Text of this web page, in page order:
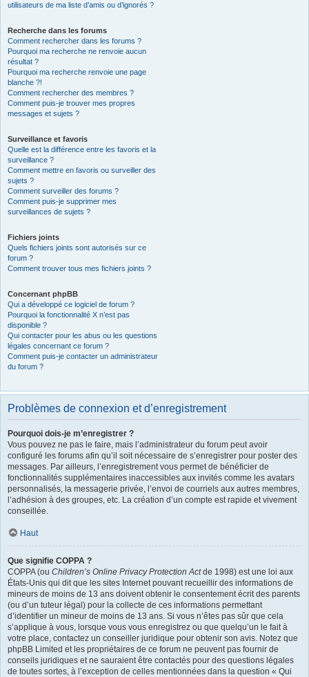
utilisateurs de ma liste d’amis ou d’ignorés ?
Recherche dans les forums
Comment rechercher dans les forums ?
Pourquoi ma recherche ne renvoie aucun
résultat ?
Pourquoi ma recherche renvoie une page
blanche ?!
Comment rechercher des membres ?
Comment puis-je trouver mes propres
messages et sujets ?
Surveillance et favoris
Quelle est la différence entre les favoris et la
surveillance ?
Comment mettre en favoris ou surveiller des
sujets ?
Comment surveiller des forums ?
Comment puis-je supprimer mes
surveillances de sujets ?
Fichiers joints
Quels fichiers joints sont autorisés sur ce
forum ?
Comment trouver tous mes fichiers joints ?
Concernant phpBB
Qui a développé ce logiciel de forum ?
Pourquoi la fonctionnalité X n’est pas
disponible ?
Qui contacter pour les abus ou les questions
légales concernant ce forum ?
Comment puis-je contacter un administrateur
du forum ?
Problèmes de connexion et d’enregistrement
Pourquoi dois-je m’enregistrer ?
Vous pouvez ne pas le faire, mais l’administrateur du forum peut avoir
configuré les forums afin qu’il soit nécessaire de s’enregistrer pour poster des
messages. Par ailleurs, l’enregistrement vous permet de bénéficier de
fonctionnalités supplémentaires inaccessibles aux invités comme les avatars
personnalisés, la messagerie privée, l’envoi de courriels aux autres membres,
l’adhésion à des groupes, etc. La création d’un compte est rapide et vivement
conseillée.
Haut
Que signifie COPPA ?
COPPA (ou Children’s Online Privacy Protection Actde 1998) est une loi aux
États-Unis qui dit que les sites Internet pouvant recueillir des informations de
mineurs de moins de 13 ans doivent obtenir le consentement écrit des parents
(ou d’un tuteur légal) pour la collecte de ces informations permettant
d’identifier un mineur de moins de 13 ans. Si vous n’êtes pas sûr que cela
s’applique à vous, lorsque vous vous enregistrez ou que quelqu’un le fait à
votre place, contactez un conseiller juridique pour obtenir son avis. Notez que
phpBB Limited et les propriétaires de ce forum ne peuvent pas fournir de
conseils juridiques et ne sauraient être contactés pour des questions légales
de toutes sortes, à l’exception de celles mentionnées dans la question « Qui